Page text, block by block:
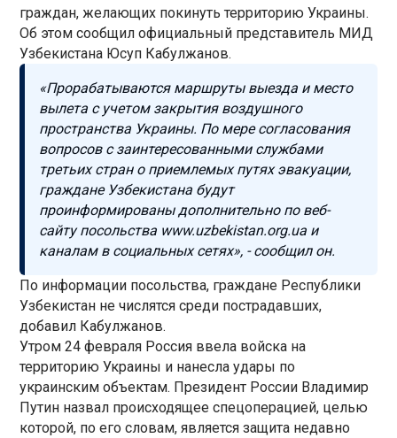
граждан, желающих покинуть территорию Украины.
Об этом сообщил официальный представитель МИД
Узбекистана Юсуп Кабулжанов.
«Прорабатываются маршруты выезда и место
вылета с учетом закрытия воздушного
пространства Украины. По мере согласования
вопросов с заинтересованными службами
третьих стран о приемлемых путях эвакуации,
граждане Узбекистана будут
проинформированы дополнительно по веб-
сайту посольства www.uzbekistan.org.ua и
каналам в социальных сетях», - сообщил он.
По информации посольства, граждане Республики
Узбекистан не числятся среди пострадавших,
добавил Кабулжанов.
Утром 24 февраля Россия ввела войска на
территорию Украины и нанесла удары по
украинским объектам. Президент России Владимир
Путин назвал происходящее спецоперацией, целью
которой, по его словам, является защита недавно